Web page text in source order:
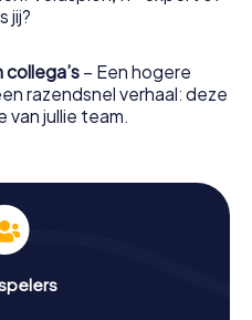
jij?
– Een hogere
razendsnel verhaal: deze
jullie team.